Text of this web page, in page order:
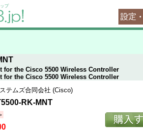
プ
for the Cisco 5500 Wireless Controller
for the Cisco 5500 Wireless Controller
テムズ合同会社 (Cisco)
RK-MNT